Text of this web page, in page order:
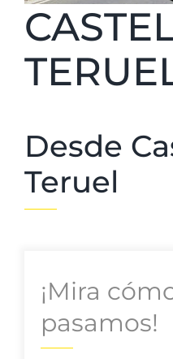
Desde
Teruel
¡Mira
pasamos!